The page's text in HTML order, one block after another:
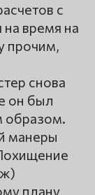
с
время на
прочим,
снова
он был
образом.
манеры
плану